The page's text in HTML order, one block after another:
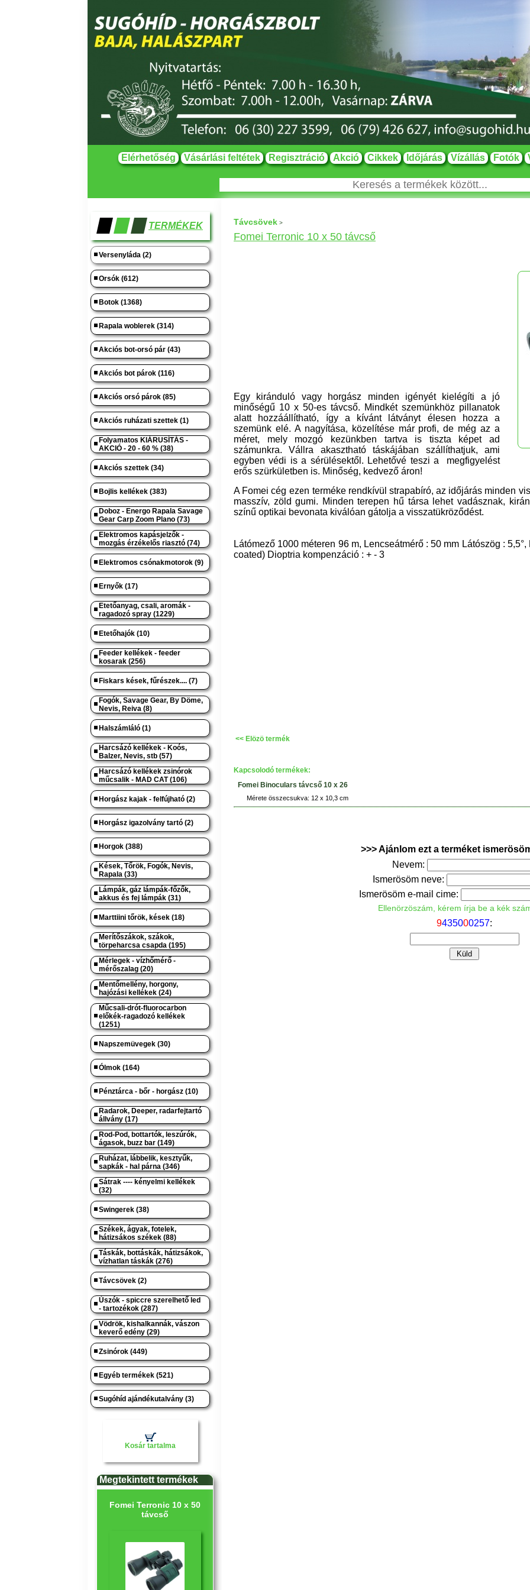
Elérhetőség Vásárlási feltétek Regisztráció Akció Cikkek Időjárás Vízállás Fotók
TERMÉKEK
Versenyláda (2)
Orsók (612)
Botok (1368)
Rapala woblerek (314)
Akciós bot-orsó pár (43)
Akciós bot párok (116)
Akciós orsó párok (85)
Akciós ruházati szettek (1)
Folyamatos KIÁRUSÍTÁS -
AKCIÓ - 20 - 60 % (38)
Akciós szettek (34)
Bojlis kellékek (383)
Doboz - Energo Rapala Savage
Gear Carp Zoom Plano (73)
Elektromos kapásjelzők -
mozgás érzékelős riasztó (74)
Elektromos csónakmotorok (9)
Ernyők (17)
Etetőanyag, csali, aromák -
ragadozó spray (1229)
Etetőhajók (10)
Feeder kellékek - feeder
kosarak (256)
Fiskars kések, fűrészek.... (7)
Fogók, Savage Gear, By Döme,
Nevis, Reiva (8)
Halszámláló (1)
Harcsázó kellékek - Koós,
Balzer, Nevis, stb (57)
Harcsázó kellékek zsinórok
műcsalik - MAD CAT (106)
Horgász kajak - felfújható (2)
Horgász igazolvány tartó (2)
Horgok (388)
Kések, Tőrök, Fogók, Nevis,
Rapala (33)
Lámpák, gáz lámpák-főzők,
akkus és fej lámpák (31)
Marttiini tőrök, kések (18)
Merítőszákok, szákok,
törpeharcsa csapda (195)
Mérlegek - vízhőmérő -
mérőszalag (20)
Mentőmellény, horgony,
hajózási kellékek (24)
Műcsali-drót-fluorocarbon
előkék-ragadozó kellékek
(1251)
Napszemüvegek (30)
Ólmok (164)
Pénztárca - bőr - horgász (10)
Radarok, Deeper, radarfejtartó
állvány (17)
Rod-Pod, bottartók, leszúrók,
ágasok, buzz bar (149)
Ruházat, lábbelik, kesztyűk,
sapkák - hal párna (346)
Sátrak ---- kényelmi kellékek
(32)
Swingerek (38)
Székek, ágyak, fotelek,
hátizsákos székek (88)
Táskák, bottáskák, hátizsákok,
vízhatlan táskák (276)
Távcsövek (2)
Úszók - spiccre szerelhető led
- tartozékok (287)
Vödrök, kishalkannák, vászon
keverő edény (29)
Zsinórok (449)
Egyéb termékek (521)
Sugóhíd ajándékutalvány (3)
Kosár tartalma
Megtekintett termékek
Fomei Terronic 10 x 50
távcső
Távcsövek >
Fomei Terronic 10 x 50 távcső
Egy kiránduló vagy horgász minden igényét kielégíti a jó
minőségű 10 x 50-es távcső. Mindkét szemünkhöz pillanatok
alatt hozzáállítható, így a kívánt látványt élesen hozza a
szemünk elé. A nagyítása, közelítése már profi, de még az a
méret, mely mozgó kezünkben tartva is tiszta képet ad
számunkra. Vállra akasztható táskájában szállíthatjuk, ami
egyben védi is a sérülésektől. Lehetővé teszi a megfigyelést
erős szürkületben is. Minőség, kedvező áron!
A Fomei cég ezen terméke rendkívül strapabíró, az időjárás minden
masszív, zöld gumi. Minden terepen hű társa lehet vadásznak,
színű optikai bevonata kiválóan gátolja a visszatükröződést.
Látómező 1000 méteren 96 m, Lencseátmérő : 50 mm Látószög : 5,5°,
coated) Dioptria kompenzáció : + - 3
<< Elözö termék
Kapcsolodó termékek:
Fomei Binoculars távcső 10 x 26
Mérete összecsukva: 12 x 10,3 cm
>>> Ajánlom ezt a terméket
Nevem:
Ismerösöm neve:
Ismerösöm e-mail cime:
Ellenörzöszám, kérem írja be a kék
9435000257: